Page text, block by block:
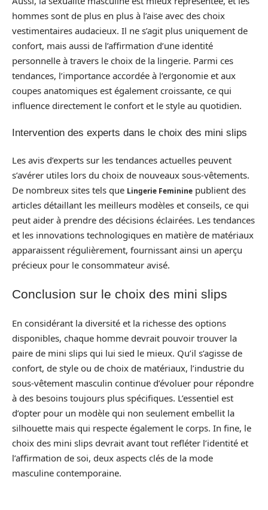
hommes sont de plus en plus à l’aise avec des choix
vestimentaires audacieux. Il ne s’agit plus uniquement de
confort, mais aussi de l’affirmation d’une identité
personnelle à travers le choix de la lingerie. Parmi ces
tendances, l’importance accordée à l’ergonomie et aux
coupes anatomiques est également croissante, ce qui
influence directement le confort et le style au quotidien.
Intervention des experts dans le choix des mini slips
Les avis d’experts sur les tendances actuelles peuvent
s’avérer utiles lors du choix de nouveaux sous-vêtements.
De nombreux sites tels que Lingerie Feminine publient des
articles détaillant les meilleurs modèles et conseils, ce qui
peut aider à prendre des décisions éclairées. Les tendances
et les innovations technologiques en matière de matériaux
apparaissent régulièrement, fournissant ainsi un aperçu
précieux pour le consommateur avisé.
Conclusion sur le choix des mini slips
En considérant la diversité et la richesse des options
disponibles, chaque homme devrait pouvoir trouver la
paire de mini slips qui lui sied le mieux. Qu’il s’agisse de
confort, de style ou de choix de matériaux, l’industrie du
sous-vêtement masculin continue d’évoluer pour répondre
à des besoins toujours plus spécifiques. L’essentiel est
d’opter pour un modèle qui non seulement embellit la
silhouette mais qui respecte également le corps. In fine, le
choix des mini slips devrait avant tout refléter l’identité et
l’affirmation de soi, deux aspects clés de la mode
masculine contemporaine.